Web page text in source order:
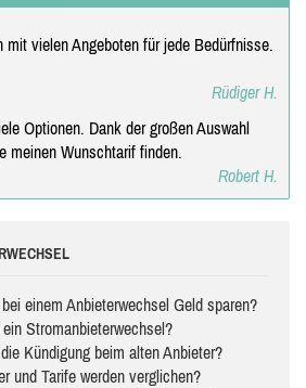
vielen Angeboten für jede Bedürfnisse.
Rüdiger H.
Optionen. Dank der großen Auswahl
meinen Wunschtarif finden.
Robert H.
einem Anbieterwechsel Geld sparen?
Stromanbieterwechsel?
Kündigung beim alten Anbieter?
und Tarife werden verglichen?